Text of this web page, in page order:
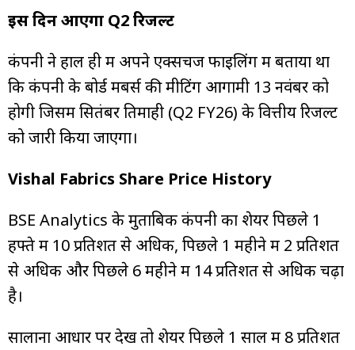
इस दिन आएगा Q2 रिजल्ट
कंपनी ने हाल ही में अपने एक्सचेंज फाइलिंग में बताया था
कि कंपनी के बोर्ड मेंबर्स की मीटिंग आगामी 13 नवंबर को
होगी जिसमें सितंबर तिमाही (Q2 FY26) के वित्तीय रिजल्ट
को जारी किया जाएगा।
Vishal Fabrics Share Price History
BSE Analytics के मुताबिक कंपनी का शेयर पिछले 1
हफ्ते में 10 प्रतिशत से अधिक, पिछले 1 महीने में 2 प्रतिशत
से अधिक और पिछले 6 महीने में 14 प्रतिशत से अधिक चढ़ा
है।
सालाना आधार पर देखें तो शेयर पिछले 1 साल में 8 प्रतिशत